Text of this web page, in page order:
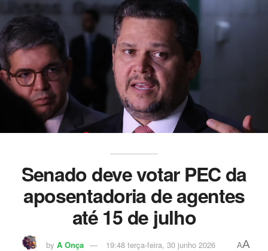
Senado deve votar PEC da
aposentadoria de agentes
até 15 de julho
by A Onça 19:48 terça-feira, 30 junho 2026 AA